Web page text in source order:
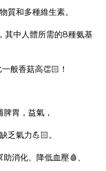
質和多種維生素。
其中人體所需的8種氨基
般香菇高👏🏻！
胃，益氣，
乏氣力💪🏻。
消化、降低血壓🩸、